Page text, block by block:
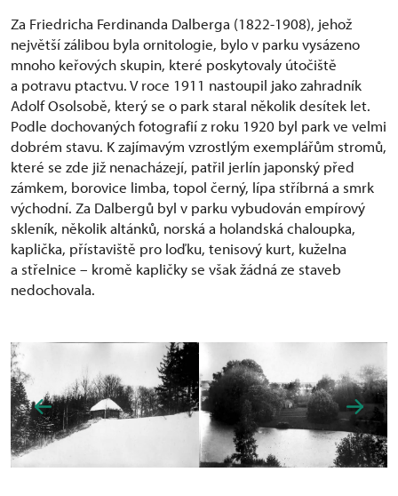
Za Friedricha Ferdinanda Dalberga (1822-1908), jehož
největší zálibou byla ornitologie, bylo v parku vysázeno
mnoho keřových skupin, které poskytovaly útočiště
a potravu ptactvu. V roce 1911 nastoupil jako zahradník
Adolf Osolsobě, který se o park staral několik desítek let.
Podle dochovaných fotografií z roku 1920 byl park ve velmi
dobrém stavu. K zajímavým vzrostlým exemplářům stromů,
které se zde již nenacházejí, patřil jerlín japonský před
zámkem, borovice limba, topol černý, lípa stříbrná a smrk
východní. Za Dalbergů byl v parku vybudován empírový
skleník, několik altánků, norská a holandská chaloupka,
kaplička, přístaviště pro loďku, tenisový kurt, kuželna
a střelnice – kromě kapličky se však žádná ze staveb
nedochovala.